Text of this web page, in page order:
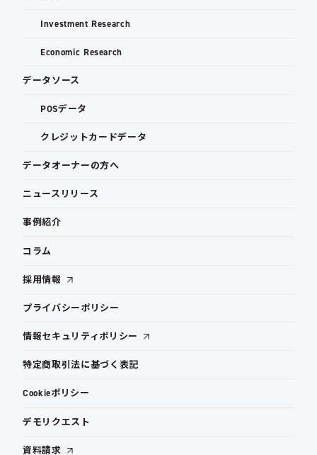
Investment Research
Economic Research
データソース
POSデータ
クレジットカードデータ
データオーナーの方へ
ニュースリリース
事例紹介
コラム
採用情報
プライバシーポリシー
情報セキュリティポリシー
特定商取引法に基づく表記
Cookieポリシー
デモリクエスト
資料請求